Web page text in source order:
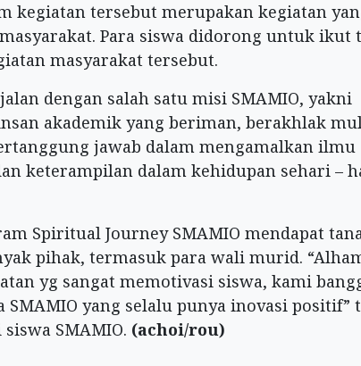
kegiatan tersebut merupakan kegiatan
Para siswa didorong untuk ikut
masyarakat tersebut.
dengan salah satu misi SMAMIO, yakni
akademik yang beriman, berakhlak
jawab dalam mengamalkan ilmu
keterampilan dalam kehidupan sehari –
Spiritual Journey SMAMIO mendapat
pihak, termasuk para wali murid.
yg sangat memotivasi siswa, kami
SMAMIO yang selalu punya inovasi positif”
SMAMIO. (achoi/rou)